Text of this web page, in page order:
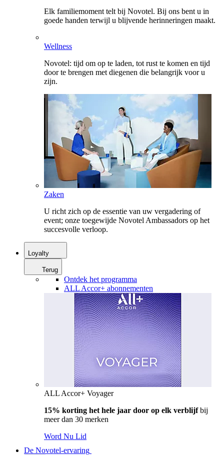
Elk familiemoment telt bij Novotel. Bij ons bent u in
goede handen terwijl u blijvende herinneringen maakt.
Wellness
Novotel: tijd om op te laden, tot rust te komen en tijd
door te brengen met diegenen die belangrijk voor u
zijn.
Zaken
U richt zich op de essentie van uw vergadering of
event; onze toegewijde Novotel Ambassadors op het
succesvolle verloop.
Loyalty
Terug
Ontdek het programma
ALL Accor+ abonnementen
ALL Accor+ Voyager
15% korting het hele jaar door op elk verblijfbij
meer dan 30 merken
Word Nu Lid
De Novotel-ervaring